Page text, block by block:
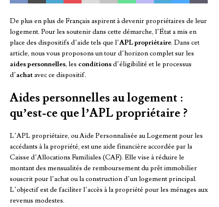
De plus en plus de Français aspirent à devenir propriétaires de leur
logement. Pour les soutenir dans cette démarche, l’État a mis en
place des dispositifs d’aide tels que l’APL propriétaire. Dans cet
article, nous vous proposons un tour d’horizon complet sur les
aides personnelles, les conditionsd’éligibilité et le processus
d’achatavec ce dispositif.
Aides personnelles au logement :
qu’est-ce que l’APL propriétaire ?
L’APL propriétaire, ou Aide Personnalisée au Logement pour les
accédants à la propriété, est une aide financière accordée par la
Caisse d’Allocations Familiales (CAF). Elle vise à réduire le
montant des mensualités de remboursement du prêt immobilier
souscrit pour l’achat ou la construction d’un logement principal.
L’objectif est de faciliter l’accès à la propriété pour les ménages aux
revenus modestes.